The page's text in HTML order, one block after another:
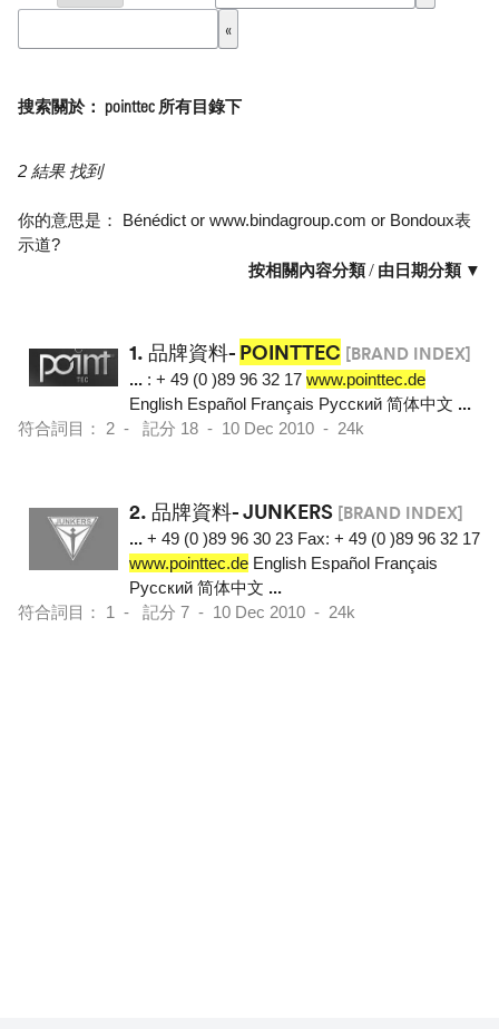
搜索關於： pointtec 所有目錄下
2 結果 找到
你的意思是： Bénédict or www.bindagroup.com or Bondoux表
示道?
按相關內容分類/ 由日期分類 ▼
1. 品牌資料- POINTTEC [BRAND INDEX]
... : + 49 (0 )89 96 32 17 www.pointtec.de
English Español Français Pусский 简体中文 ...
符合詞目： 2 - 記分 18 - 10 Dec 2010 - 24k
2. 品牌資料- JUNKERS [BRAND INDEX]
... + 49 (0 )89 96 30 23 Fax: + 49 (0 )89 96 32 17
www.pointtec.de English Español Français
Pусский 简体中文 ...
符合詞目： 1 - 記分 7 - 10 Dec 2010 - 24k